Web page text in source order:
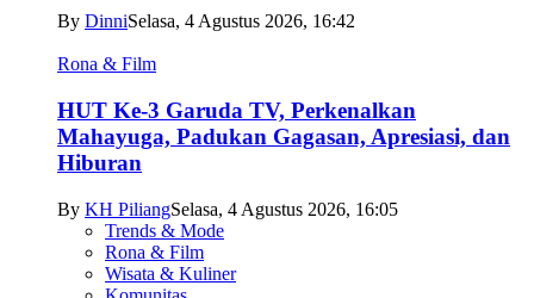
By DinniSelasa, 4 Agustus 2026, 16:42
Rona & Film
HUT Ke-3 Garuda TV, Perkenalkan
Mahayuga, Padukan Gagasan, Apresiasi, dan
Hiburan
By KH PiliangSelasa, 4 Agustus 2026, 16:05
Trends & Mode
Rona & Film
Wisata & Kuliner